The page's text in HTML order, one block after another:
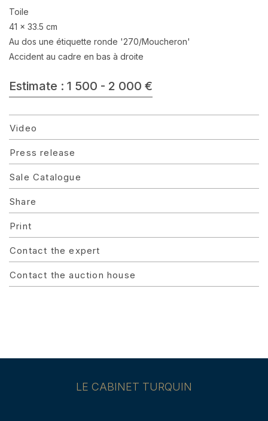
Toile
41 x 33.5 cm
Au dos une étiquette ronde '270/Moucheron'
Accident au cadre en bas à droite
Estimate : 1 500 - 2 000 €
Video
Press release
Sale Catalogue
Share
Print
Contact the expert
Contact the auction house
LE CABINET TURQUIN